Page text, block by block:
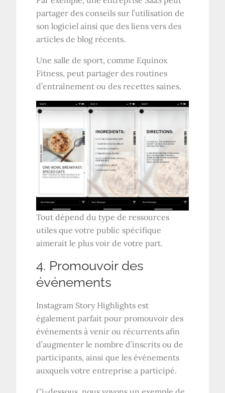
partager des conseils sur l’utilisation de
son logiciel ainsi que des liens vers des
articles de blog récents.
Une salle de sport, comme Equinox
Fitness, peut partager des routines
d’entraînement ou des recettes saines.
Tout dépend du type de ressources
utiles que votre public spécifique
aimerait le plus voir de votre part.
4. Promouvoir des
événements
Instagram Story Highlights est
également parfait pour promouvoir des
événements à venir ou récurrents afin
d’augmenter le nombre d’inscrits ou de
participants, ainsi que les événements
auxquels votre entreprise a participé.